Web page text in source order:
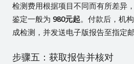
检测费用根据项目不同而有所差异
鉴定一般为 980元起。付款后，机
成检测，并发送电子版报告至指定邮
步骤五：获取报告并核对